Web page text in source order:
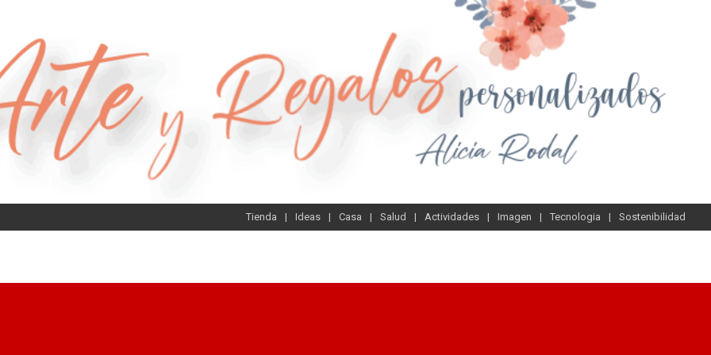
Tienda Ideas Casa Salud Actividades Imagen Tecnologia Sostenibilidad